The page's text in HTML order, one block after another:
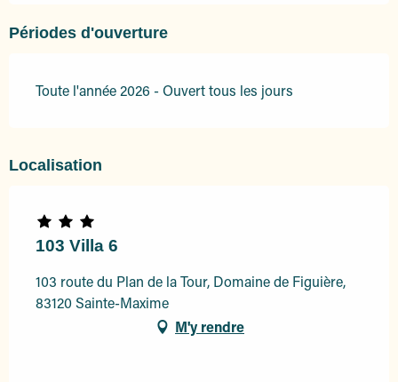
Périodes d'ouverture
Toute l'année 2026 - Ouvert tous les jours
Localisation
103 Villa 6
103 route du Plan de la Tour, Domaine de Figuière,
83120 Sainte-Maxime
M'y rendre